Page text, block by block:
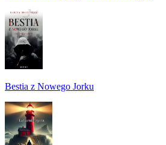
Bestia z Nowego Jorku